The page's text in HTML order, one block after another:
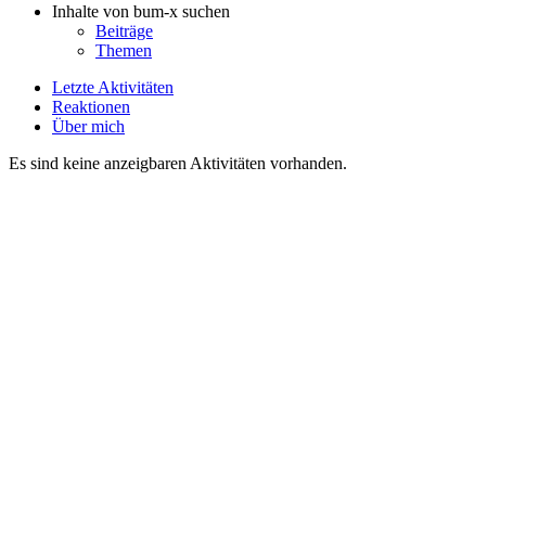
Inhalte von bum-x suchen
Beiträge
Themen
Letzte Aktivitäten
Reaktionen
Über mich
Es sind keine anzeigbaren Aktivitäten vorhanden.